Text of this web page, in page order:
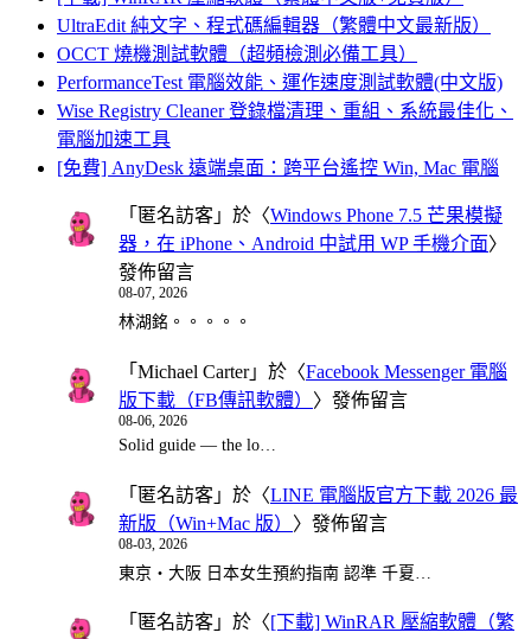
UltraEdit 純文字、程式碼編輯器（繁體中文最新版）
OCCT 燒機測試軟體（超頻檢測必備工具）
PerformanceTest 電腦效能、運作速度測試軟體(中文版)
Wise Registry Cleaner 登錄檔清理、重組、系統最佳化、
電腦加速工具
[免費] AnyDesk 遠端桌面：跨平台遙控 Win, Mac 電腦
「 匿名訪客 」於〈Windows Phone 7.5 芒果模擬
器，在 iPhone、Android 中試用 WP 手機介面〉
發佈留言
08-07, 2026
林湖銘。。。。。
「 Michael Carter」於〈Facebook Messenger 電腦
版下載（FB傳訊軟體） 〉發佈留言
08-06, 2026
Solid guide — the lo…
「 匿名訪客 」於〈LINE 電腦版官方下載 2026 最
新版（Win+Mac 版） 〉發佈留言
08-03, 2026
東京・大阪 日本女生預約指南 認準 千夏…
「 匿名訪客 」於〈[下載] WinRAR 壓縮軟體（繁